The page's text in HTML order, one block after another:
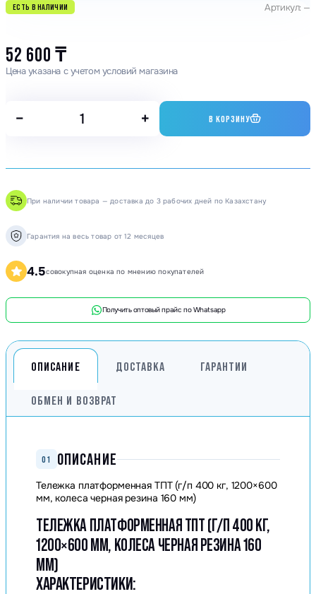
ЕСТЬ В НАЛИЧИИ Артикул: —
52 600 ₸
Цена указана с учетом условий магазина
− + В КОРЗИНУ
При наличии товара — доставка до 3 рабочих дней по Казахстану
Гарантия на весь товар от 12 месяцев
4.5совокупная оценка по мнению покупателей
Получить оптовый прайс по Whatsapp
ОПИСАНИЕ ДОСТАВКА ГАРАНТИИ
ОБМЕН И ВОЗВРАТ
01 ОПИСАНИЕ
Тележка платформенная ТПТ (г/п 400 кг, 1200×600
мм, колеса черная резина 160 мм)
ТЕЛЕЖКА ПЛАТФОРМЕННАЯ ТПТ (Г/П 400 КГ,
1200×600 ММ, КОЛЕСА ЧЕРНАЯ РЕЗИНА 160
ММ)
ХАРАКТЕРИСТИКИ: